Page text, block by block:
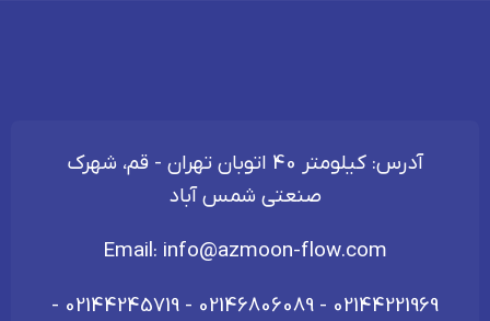
آدرس: کیلومتر 40 اتوبان تهران - قم، شهرک
صنعتی شمس آباد
Email: info@azmoon-flow.com
02144221969
-
02146806089
-
02144245719
-